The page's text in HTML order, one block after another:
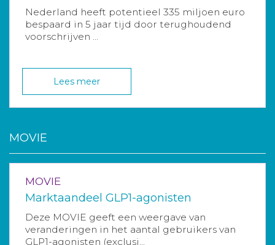
Nederland heeft potentieel 335 miljoen euro
bespaard in 5 jaar tijd door terughoudend
voorschrijven ...
Lees meer
MOVIE
MOVIE
Marktaandeel GLP1-agonisten
Deze MOVIE geeft een weergave van
veranderingen in het aantal gebruikers van
GLP1-agonisten (exclusi...